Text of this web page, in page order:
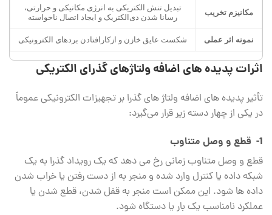
مکانیزم تخریب
تبدیل تنش الکتریکی به انرژی مکانیکی و حرارتی،
رسانا شدن دی‌الکتریک و ایجاد اتصال ناخواسته
نمونه اثر عملی شکست عایق خازن و ازکارافتادن بردهای الکترونیکی
اثرات پدیده‌ های اضافه ولتاژهای گذرای الکتریکی
تأثیر پدیده‌ های اضافه ولتاژ های گذرا بر تجهیزات الکترونیکی عموماً
در یکی از چهار دسته زیر قرار می‌گیرد:
1- قطع و وصل متناوب
قطع و وصل متناوب زمانی رخ می ‌دهد که یک رویداد گذرا به یک
شبکه داده یا کنترل وارد شده و منجر به از دست رفتن یا خراب شدن
داده ‌ها شود. این ممکن است منجر به قفل شدن، قطع شدن یا
عملکرد نامناسب یک بار یا دستگاه شود.